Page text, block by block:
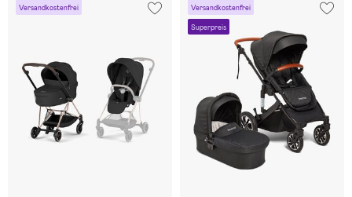
Versandkostenfrei Versandkostenfrei
Superpreis